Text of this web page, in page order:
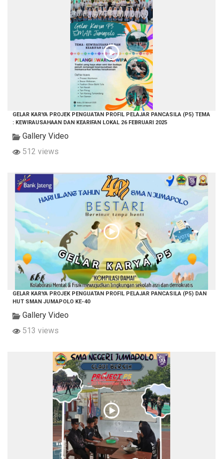
GELAR KARYA PROJEK PENGUATAN PROFIL PELAJAR PANCASILA (P5) TEMA
: KEWIRAUSAHAAN DAN KEARIFAN LOKAL 26 FEBRUARI 2025
Gallery Video
512 views
GELAR KARYA PROJEK PENGUATAN PROFIL PELAJAR PANCASILA (P5) DAN
HUT SMAN JUMAPOLO KE-40
Gallery Video
513 views